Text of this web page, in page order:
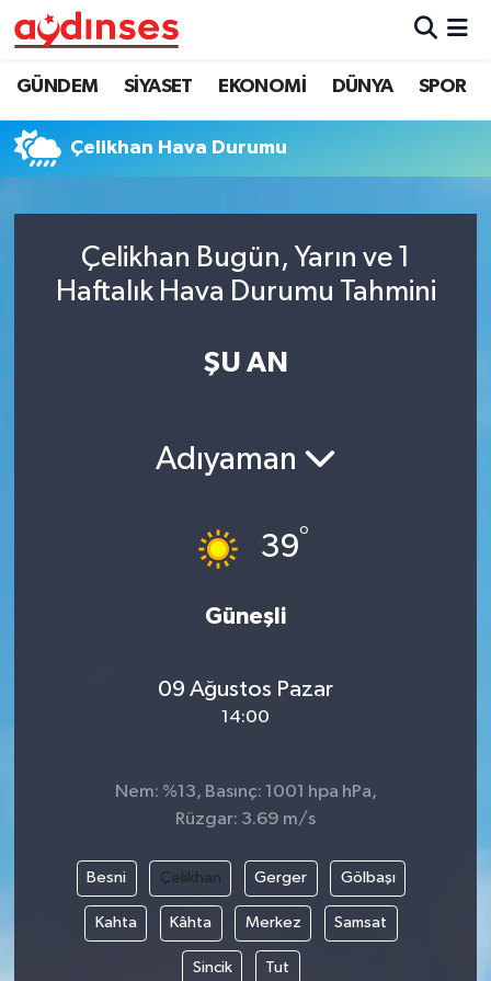
GÜNDEM SİYASET EKONOMİ DÜNYA SPOR
Çelikhan Hava Durumu
Çelikhan Bugün, Yarın ve 1
Haftalık Hava Durumu Tahmini
ŞU AN
Adıyaman
39°
Güneşli
09 Ağustos Pazar
14:00
Nem: %13, Basınç: 1001 hpa hPa,
Rüzgar: 3.69 m/s
Besni Çelikhan Gerger Gölbaşı
Kahta Kâhta Merkez Samsat
Sincik Tut
GÜNDEM
SİYASET
DÜNYA
SPOR
Nöbetçi Eczaneler
Hava Durumu
Trafik Durumu
Süper Lig Puan Durumu ve Fikstür
Haber Arşivi